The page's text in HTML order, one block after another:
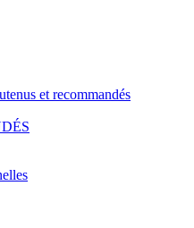
et recommandés